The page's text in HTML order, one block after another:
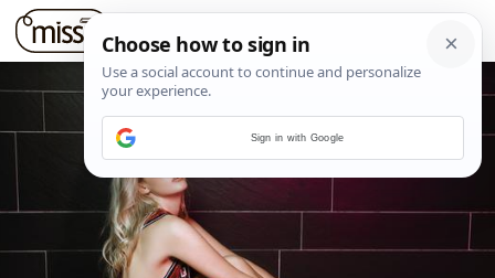
Sign in with Google